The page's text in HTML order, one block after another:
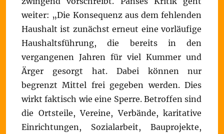
weiter: „Die Konsequenz aus dem fehlenden
Haushalt ist zunächst erneut eine vorläufige
Haushaltsführung, die bereits in den
vergangenen Jahren für viel Kummer und
Ärger gesorgt hat. Dabei können nur
begrenzt Mittel frei gegeben werden. Dies
wirkt faktisch wie eine Sperre. Betroffen sind
die Ortsteile, Vereine, Verbände, karitative
Einrichtungen, Sozialarbeit, Bauprojekte,